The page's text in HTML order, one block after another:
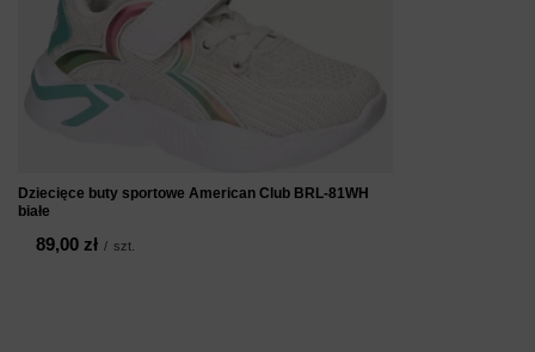
Dziecięce buty sportowe American Club BRL-81WH
białe
89,00 zł / szt.